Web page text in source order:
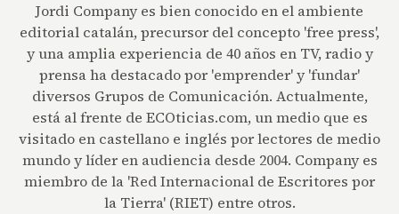
Jordi Company es bien conocido en el ambiente
editorial catalán, precursor del concepto 'free press',
y una amplia experiencia de 40 años en TV, radio y
prensa ha destacado por 'emprender' y 'fundar'
diversos Grupos de Comunicación. Actualmente,
está al frente de ECOticias.com, un medio que es
visitado en castellano e inglés por lectores de medio
mundo y líder en audiencia desde 2004. Company es
miembro de la 'Red Internacional de Escritores por
la Tierra' (RIET) entre otros.